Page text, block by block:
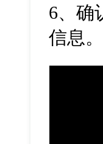
6、确
信息。